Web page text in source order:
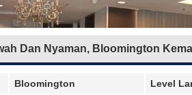
Dan Nyaman, Bloomington
Bloomington Level